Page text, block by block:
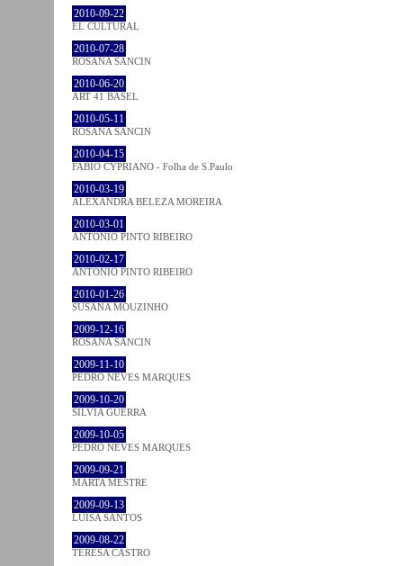
2010-09-22
EL CULTURAL
2010-07-28
ROSANA SANCIN
2010-06-20
ART 41 BASEL
2010-05-11
ROSANA SANCIN
2010-04-15
FABIO CYPRIANO - Folha de S.Paulo
2010-03-19
ALEXANDRA BELEZA MOREIRA
2010-03-01
ANTÓNIO PINTO RIBEIRO
2010-02-17
ANTÓNIO PINTO RIBEIRO
2010-01-26
SUSANA MOUZINHO
2009-12-16
ROSANA SANCIN
2009-11-10
PEDRO NEVES MARQUES
2009-10-20
SÍLVIA GUERRA
2009-10-05
PEDRO NEVES MARQUES
2009-09-21
MARTA MESTRE
2009-09-13
LUÍSA SANTOS
2009-08-22
TERESA CASTRO